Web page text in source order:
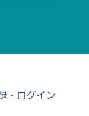
・ログイン